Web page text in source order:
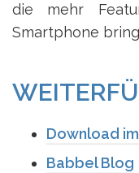
die mehr
Smartphone
Download
Babbel Blog